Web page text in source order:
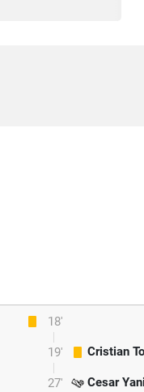
18'
19' Cristian
27' Cesar